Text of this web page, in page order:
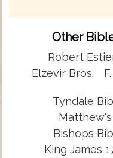
Other
Robert
Elzevir Bros.
Tyndale
Bishops
King James